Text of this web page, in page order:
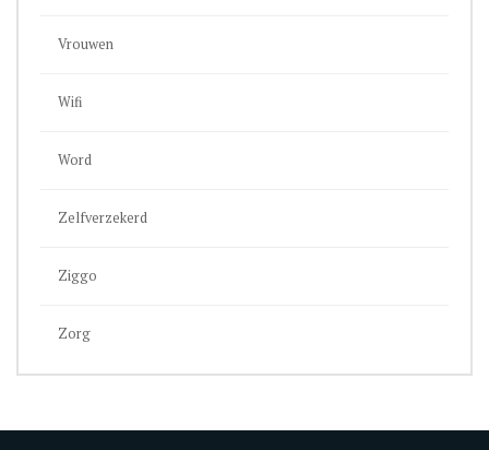
Vrouwen
Wifi
Word
Zelfverzekerd
Ziggo
Zorg